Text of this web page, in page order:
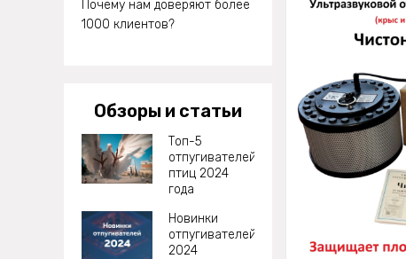
Почему нам доверяют более
1000 клиентов?
Обзоры и статьи
Топ-5
отпугивателей
птиц 2024
года
Новинки
отпугивателей
2024